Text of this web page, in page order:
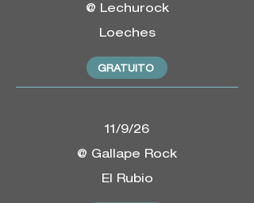
@ Lechurock
Loeches
GRATUITO
11/9/26
@ Gallape Rock
El Rubio